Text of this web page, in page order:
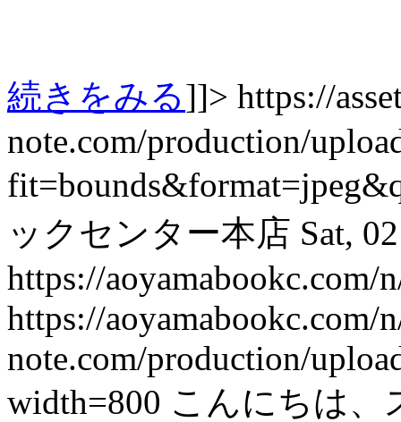
続きをみる]]> https://
note.com/production/
ックセンター本店 Sat,
https://aoyamabookc.com/
https://aoyamabookc.com/
note.com/production/
width=800 こんにちは、